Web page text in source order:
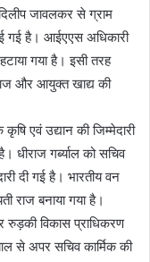
जावलकर से ग्राम
गई है। आईएएस अधिकारी
गया है। इसी तरह
और आयुक्त खाद्य की
एवं उद्यान की जिम्मेदारी
धीराज गर्ब्याल को सचिव
दी गई है। भारतीय वन
राज बनाया गया है।
रुड़की विकास प्राधिकरण
से अपर सचिव कार्मिक की